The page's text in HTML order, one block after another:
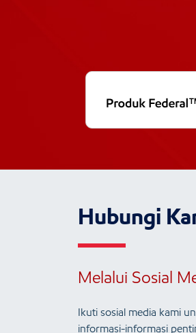
Hubungi
Melalui Sosial
Ikuti sosial media kami
informasi-informasi